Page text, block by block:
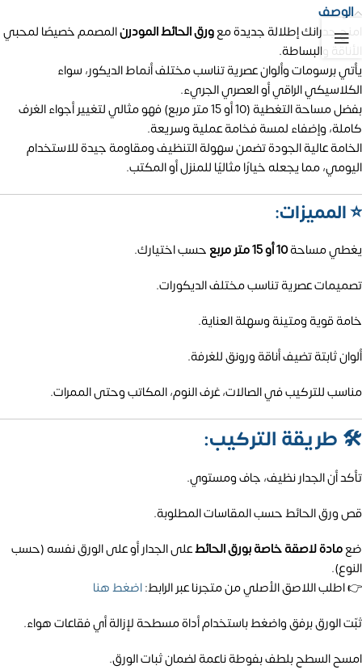
الوصف
امنح جدرانك إطلالة جديدة معورق الحائط المودرنالمصمم خصيصًا لمحبي
الأناقة والبساطة.
يأتي برسومات وألوان عصرية تناسب مختلف أنماط الديكور، سواء
الكلاسيكي الراقي أو العصري الجريء.
بفضل مساحة التغطية (10 أو 15 متر مربع) فهو مثالي لتغيير أجواء الغرف
كاملة، وإضفاء لمسة فخامة عملية وسريعة.
الخامة عالية الجودة تضمن سهولة التنظيف ومقاومة جيدة للاستخدام
اليومي، مما يجعله خيارًا مثاليًا للمنزل أو المكتب.
⭐ المميزات:
يغطي مساحة10 أو 15 متر مربع
حسب اختيارك.
تصميمات عصرية تناسب مختلف الديكورات.
خامة قوية ومتينة وسهلة العناية.
ألوان ثابتة تضيف أناقة ورونق للغرفة.
مناسب للتركيب في الصالات، غرف النوم، المكاتب وحتى الممرات.
🛠️ طريقة التركيب:
تأكد أن الجدار نظيف، جاف ومستوي.
قص ورق الحائط حسب المقاسات المطلوبة.
ضعمادة لاصقة خاصة بورق الحائطعلى الجدار أو على الورق نفسه (حسب
النوع).
👉 اطلب اللاصق الأصلي من متجرنا عبر الرابط:اضغط هنا
ثبّت الورق برفق واضغط باستخدام أداة مسطحة لإزالة أي فقاعات هواء.
امسح السطح بلطف بفوطة ناعمة لضمان ثبات الورق.